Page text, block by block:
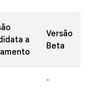
a
Versão
Beta
-